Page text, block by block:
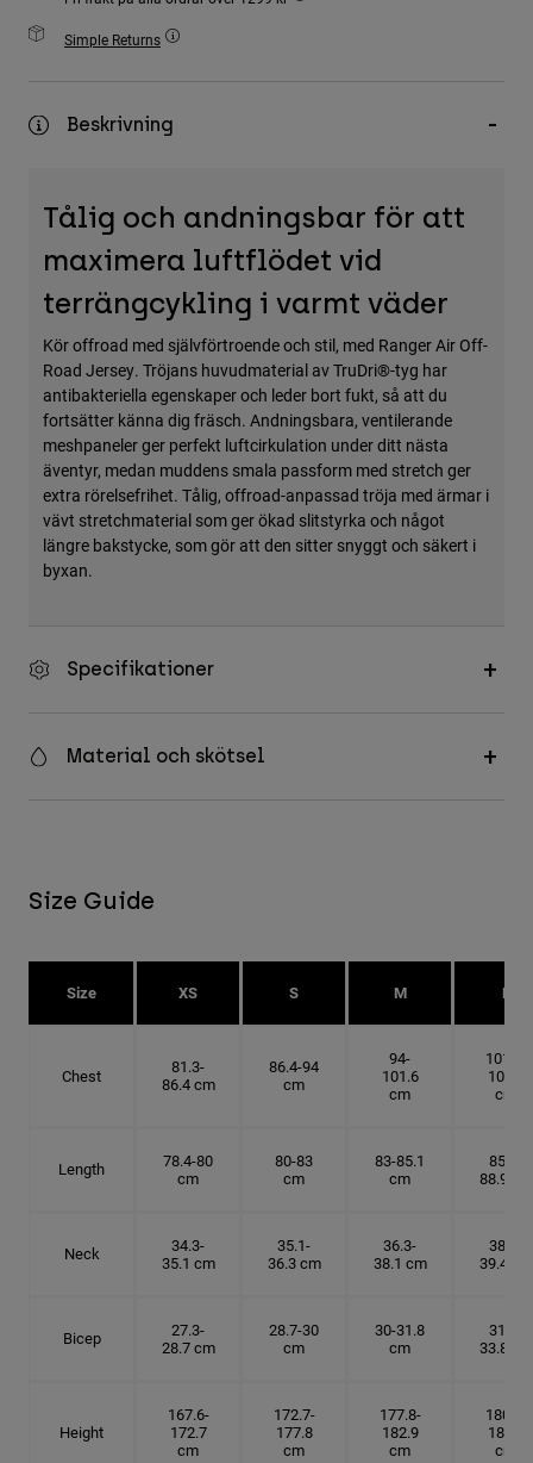
Simple Returns
Beskrivning
Tålig och andningsbar för att
maximera luftflödet vid
terrängcykling i varmt väder
Kör offroad med självförtroende och stil, med Ranger Air Off-
Road Jersey. Tröjans huvudmaterial av TruDri®-tyg har
antibakteriella egenskaper och leder bort fukt, så att du
fortsätter känna dig fräsch. Andningsbara, ventilerande
meshpaneler ger perfekt luftcirkulation under ditt nästa
äventyr, medan muddens smala passform med stretch ger
extra rörelsefrihet. Tålig, offroad-anpassad tröja med ärmar i
vävt stretchmaterial som ger ökad slitstyrka och något
längre bakstycke, som gör att den sitter snyggt och säkert i
byxan.
Specifikationer
Material och skötsel
Size Guide
Size XS S M L
Chest
81.3-
86.4 cm
86.4-94
cm
94-
101.6
cm
101.6-
109.2
cm
Length
78.4-80
cm
80-83
cm
83-85.1
cm
85.1-
88.9 cm
Neck
34.3-
35.1 cm
35.1-
36.3 cm
36.3-
38.1 cm
38.1-
39.4 cm
Bicep
27.3-
28.7 cm
28.7-30
cm
30-31.8
cm
31.8-
33.8 cm
Height
167.6-
172.7
cm
172.7-
177.8
cm
177.8-
182.9
cm
180.3-
185.5
cm